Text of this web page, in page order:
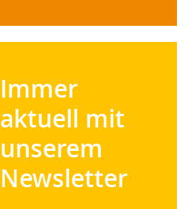
Immer
aktuell mit
unserem
Newsletter